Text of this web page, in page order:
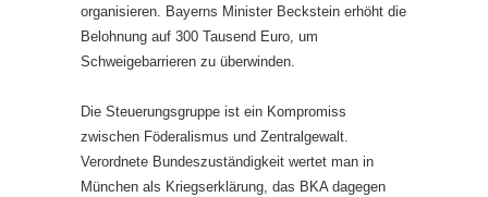
organisieren. Bayerns Minister Beckstein erhöht die
Belohnung auf 300 Tausend Euro, um
Schweigebarrieren zu überwinden.
Die Steuerungsgruppe ist ein Kompromiss
zwischen Föderalismus und Zentralgewalt.
Verordnete Bundeszuständigkeit wertet man in
München als Kriegserklärung, das BKA dagegen